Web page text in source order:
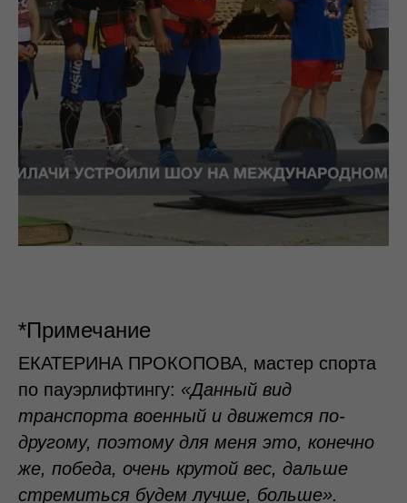
*Примечание
ЕКАТЕРИНА ПРОКОПОВА, мастер спорта
по пауэрлифтингу: «Данный вид
транспорта военный и движется по-
другому, поэтому для меня это, конечно
же, победа, очень крутой вес, дальше
стремиться будем лучше, больше».